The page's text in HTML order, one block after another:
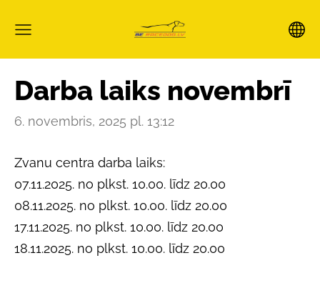
Darba laiks novembrī
6. novembris, 2025 pl. 13:12
Zvanu centra darba laiks:
07.11.2025. no plkst. 10.00. līdz 20.00
08.11.2025. no plkst. 10.00. līdz 20.00
17.11.2025. no plkst. 10.00. līdz 20.00
18.11.2025. no plkst. 10.00. līdz 20.00